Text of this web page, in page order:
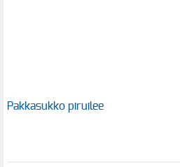
Pakkasukko piruilee